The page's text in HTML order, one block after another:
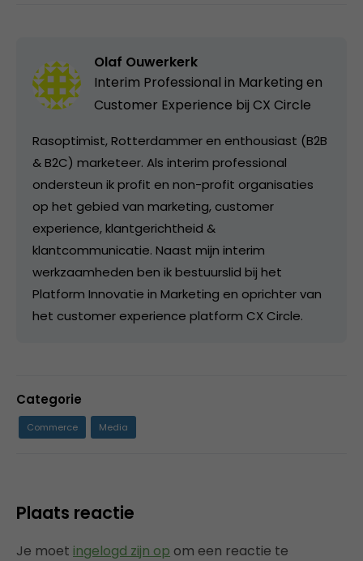
Olaf Ouwerkerk
Interim Professional in Marketing en
Customer Experience bij CX Circle
Rasoptimist, Rotterdammer en enthousiast (B2B
& B2C) marketeer. Als interim professional
ondersteun ik profit en non-profit organisaties
op het gebied van marketing, customer
experience, klantgerichtheid &
klantcommunicatie. Naast mijn interim
werkzaamheden ben ik bestuurslid bij het
Platform Innovatie in Marketing en oprichter van
het customer experience platform CX Circle.
Categorie
Commerce Media
Plaats reactie
Je moet ingelogd zijn op om een reactie te